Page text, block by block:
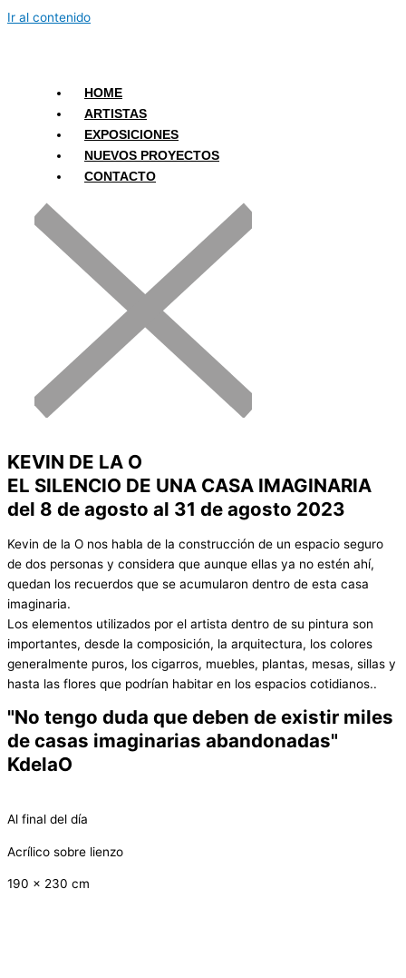
Ir al contenido
HOME
ARTISTAS
EXPOSICIONES
NUEVOS PROYECTOS
CONTACTO
KEVIN DE LA O
EL SILENCIO DE UNA CASA IMAGINARIA
del 8 de agosto al 31 de agosto 2023
Kevin de la O nos habla de la construcción de un espacio seguro
de dos personas y considera que aunque ellas ya no estén ahí,
quedan los recuerdos que se acumularon dentro de esta casa
imaginaria.
Los elementos utilizados por el artista dentro de su pintura son
importantes, desde la composición, la arquitectura, los colores
generalmente puros, los cigarros, muebles, plantas, mesas, sillas y
hasta las flores que podrían habitar en los espacios cotidianos..
"No tengo duda que deben de existir miles
de casas imaginarias abandonadas"
KdelaO
Al final del día
Acrílico sobre lienzo
190 x 230 cm